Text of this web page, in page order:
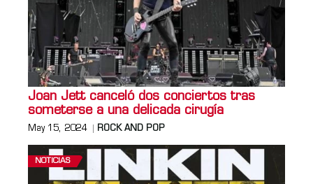
Joan Jett canceló dos conciertos tras
someterse a una delicada cirugía
May 15, 2024 ROCK AND POP
NOTICIAS